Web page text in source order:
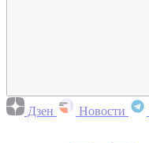
Дзен Новости